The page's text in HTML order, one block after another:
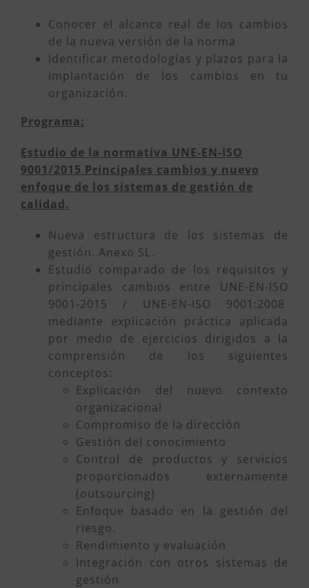
Conocer el alcance real de los cambios
de la nueva versión de la norma
Identificar metodologías y plazos para la
implantación de los cambios en tu
organización.
Programa:
Estudio de la normativa UNE-EN-ISO
9001/2015 Principales cambios y nuevo
enfoque de los sistemas de gestión de
calidad.
Nueva estructura de los sistemas de
gestión. Anexo SL.
Estudio comparado de los requisitos y
principales cambios entre UNE-EN-ISO
9001-2015 / UNE-EN-ISO 9001:2008
mediante explicación práctica aplicada
por medio de ejercicios dirigidos a la
comprensión de los siguientes
conceptos:
Explicación del nuevo contexto
organizacional
Compromiso de la dirección
Gestión del conocimiento
Control de productos y servicios
proporcionados externamente
(outsourcing)
Enfoque basado en la gestión del
riesgo.
Rendimiento y evaluación
Integración con otros sistemas de
gestión